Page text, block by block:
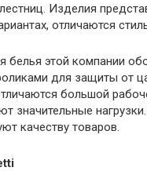
Изделия
отличаются
белья этой компании
для защиты от
большой
значительные
качеству товаров.